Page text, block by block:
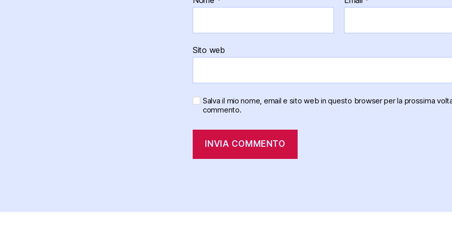
Sito web
Salva il mio nome, email e sito web in questo browser per la prossima
commento.